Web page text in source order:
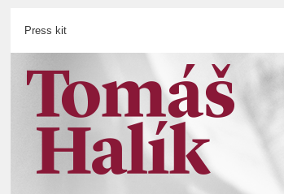
Press kit